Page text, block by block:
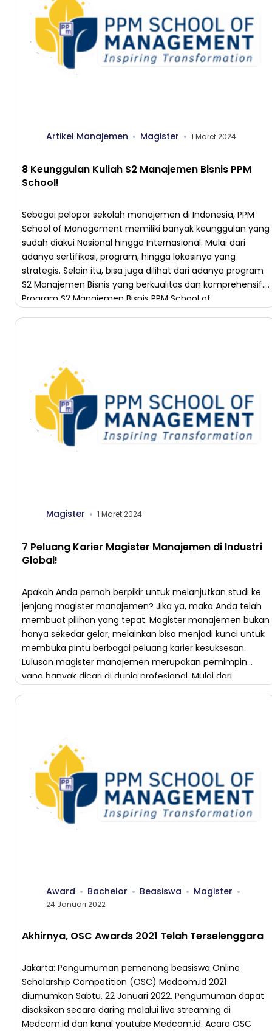
Artikel Manajemen Magister 1 Maret 2024
8 Keunggulan Kuliah S2 Manajemen Bisnis PPM
School!
Sebagai pelopor sekolah manajemen di Indonesia, PPM
School of Management memiliki banyak keunggulan yang
sudah diakui Nasional hingga Internasional. Mulai dari
adanya sertifikasi, program, hingga lokasinya yang
strategis. Selain itu, bisa juga dilihat dari adanya program
S2 Manajemen Bisnis yang berkualitas dan komprehensif.
Program S2 Manajemen Bisnis PPM School of
Magister 1 Maret 2024
7 Peluang Karier Magister Manajemen di Industri
Global!
Apakah Anda pernah berpikir untuk melanjutkan studi ke
jenjang magister manajemen? Jika ya, maka Anda telah
membuat pilihan yang tepat. Magister manajemen bukan
hanya sekedar gelar, melainkan bisa menjadi kunci untuk
membuka pintu berbagai peluang karier kesuksesan.
Lulusan magister manajemen merupakan pemimpin
yang banyak dicari di dunia profesional. Mulai dari
Award Bachelor Beasiswa Magister
24 Januari 2022
Akhirnya, OSC Awards 2021 Telah Terselenggara
Jakarta: Pengumuman pemenang beasiswa Online
Scholarship Competition (OSC) Medcom.id 2021
diumumkan Sabtu, 22 Januari 2022. Pengumuman dapat
disaksikan secara daring melalui live streaming di
Medcom.id dan kanal youtube Medcom.id. Acara OSC